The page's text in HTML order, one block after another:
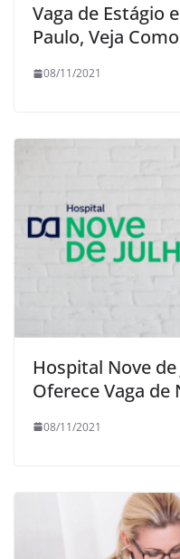
Vaga de Estágio
Paulo, Veja
08/11/2021
Hospital Nove de
Oferece Vaga
08/11/2021